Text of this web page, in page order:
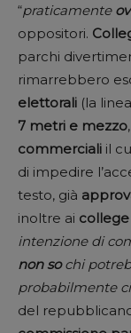
“praticamente
oppositori.
parchi
rimarrebbero
elettorali (la
7 metri e mezzo
commerciali il
di impedire
testo, già
inoltre ai college
intenzione di
non sochi
probabilmente
del